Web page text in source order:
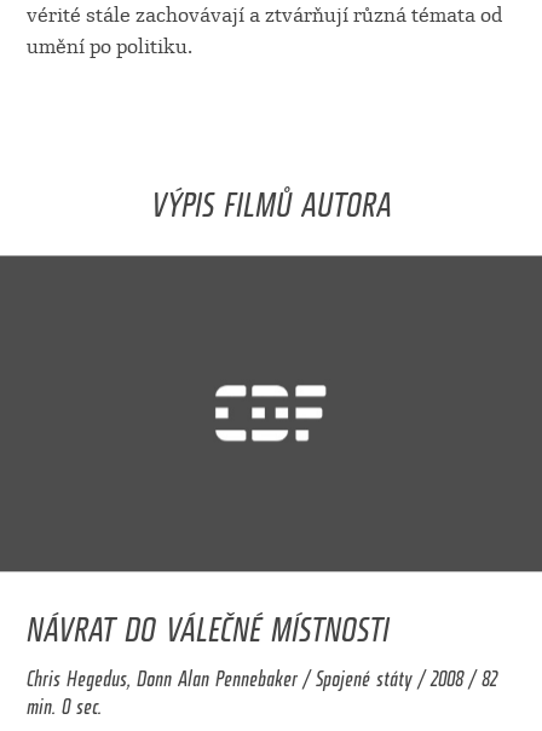
vérité stále zachovávají a ztvárňují různá témata od
umění po politiku.
VÝPIS FILMŮ AUTORA
NÁVRAT DO VÁLEČNÉ MÍSTNOSTI
Chris Hegedus, Donn Alan Pennebaker / Spojené státy / 2008 / 82
min. 0 sec.